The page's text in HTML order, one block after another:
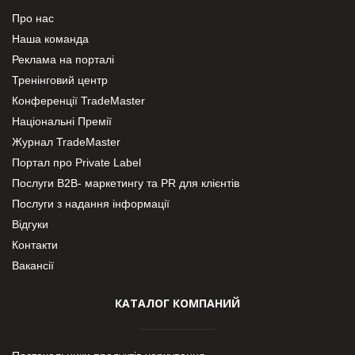
Про нас
Наша команда
Реклама на порталі
Тренінговий центр
Конференції TradeMaster
Національні Премії
Журнал TradeMaster
Портал про Private Label
Послуги В2В- маркетингу та PR для клієнтів
Послуги з надання інформації
Відгуки
Контакти
Вакансії
КАТАЛОГ КОМПАНИЙ